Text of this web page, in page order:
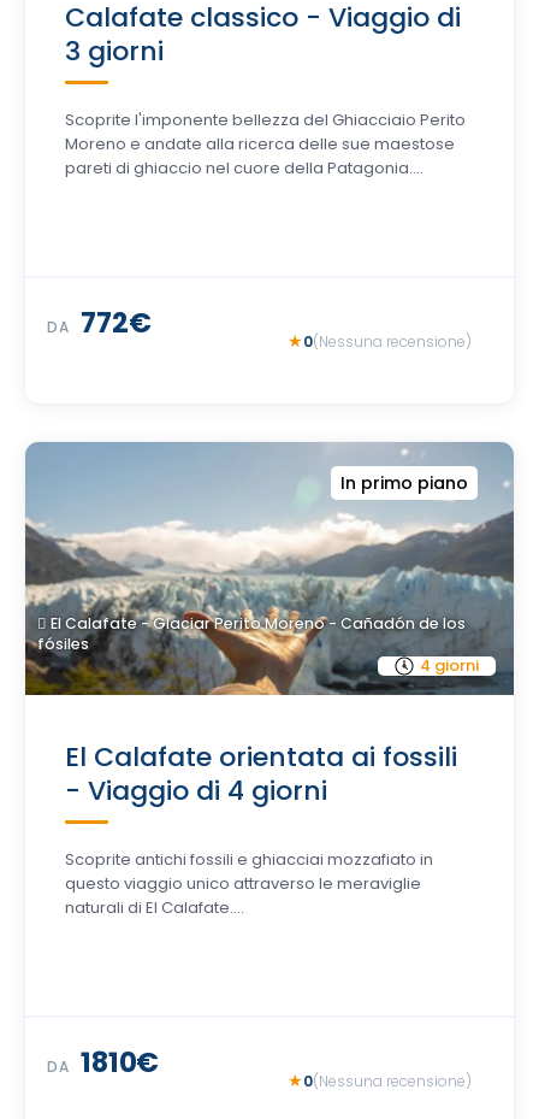
Calafate classico - Viaggio di
3 giorni
Scoprite l'imponente bellezza del Ghiacciaio Perito
Moreno e andate alla ricerca delle sue maestose
pareti di ghiaccio nel cuore della Patagonia....
DA 772€ 0(Nessuna recensione)
In primo piano
4 giorni
El Calafate - Glaciar Perito Moreno - Cañadón de los
fósiles
El Calafate orientata ai fossili
- Viaggio di 4 giorni
Scoprite antichi fossili e ghiacciai mozzafiato in
questo viaggio unico attraverso le meraviglie
naturali di El Calafate....
DA 1810€ 0(Nessuna recensione)